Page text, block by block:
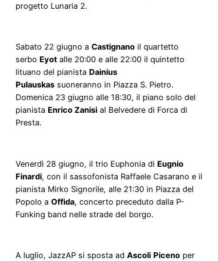
progetto Lunaria 2.
Sabato 22 giugno a Castignano il quartetto
serbo Eyot alle 20:00 e alle 22:00 il quintetto
lituano del pianista Dainius
Pulauskas suoneranno in Piazza S. Pietro.
Domenica 23 giugno alle 18:30, il piano solo del
pianista Enrico Zanisi al Belvedere di Forca di
Presta.
Venerdì 28 giugno, il trio Euphonia di Eugnio
Finardi, con il sassofonista Raffaele Casarano e il
pianista Mirko Signorile, alle 21:30 in Piazza del
Popolo a Offida, concerto preceduto dalla P-
Funking band nelle strade del borgo.
A luglio, JazzAP si sposta ad Ascoli Piceno per